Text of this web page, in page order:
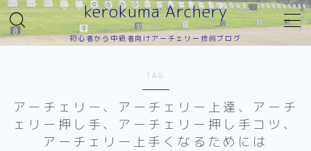
kerokuma Archery
初心者から中級者向けアーチェリー技術ブログ
MENU
TAG
アーチェリー、アーチェリー上達、アーチ
ェリー押し手、アーチェリー押し手コツ、
アーチェリー上手くなるためには